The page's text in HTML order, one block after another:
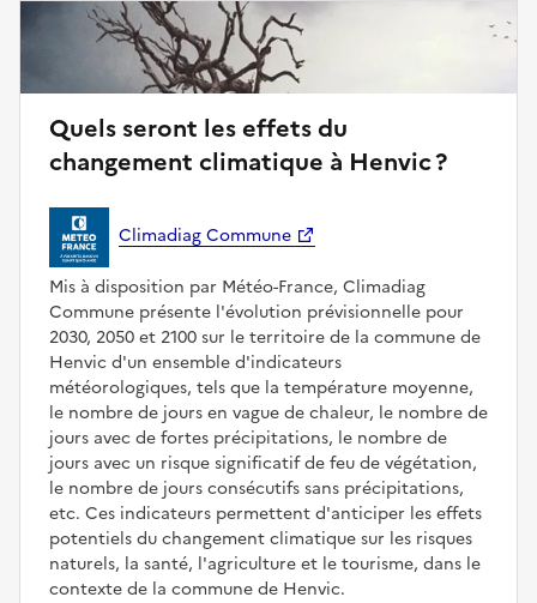
Quels seront les effets du
changement climatique à Henvic ?
Climadiag Commune
Mis à disposition par Météo-France, Climadiag
Commune présente l'évolution prévisionnelle pour
2030, 2050 et 2100 sur le territoire de la commune de
Henvic d'un ensemble d'indicateurs
météorologiques, tels que la température moyenne,
le nombre de jours en vague de chaleur, le nombre de
jours avec de fortes précipitations, le nombre de
jours avec un risque significatif de feu de végétation,
le nombre de jours consécutifs sans précipitations,
etc. Ces indicateurs permettent d'anticiper les effets
potentiels du changement climatique sur les risques
naturels, la santé, l'agriculture et le tourisme, dans le
contexte de la commune de Henvic.